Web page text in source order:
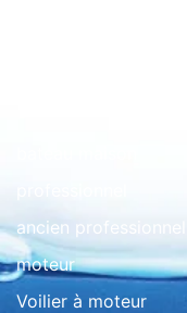
ancien professionnel
moteur
Voilier à moteur